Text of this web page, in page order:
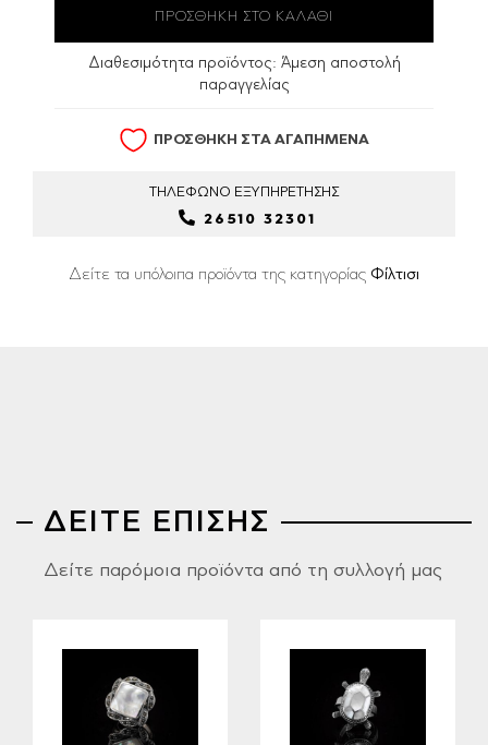
Διαθεσιμότητα προϊόντος: Άμεση αποστολή
παραγγελίας
ΠΡΟΣΘΗΚΗ ΣΤΑ ΑΓΑΠΗΜΕΝΑ
ΤΗΛΕΦΩΝΟ ΕΞΥΠΗΡΕΤΗΣΗΣ
26510 32301
Δείτε τα υπόλοιπα προϊόντα της κατηγορίας Φίλτισι
ΔΕΙΤΕ ΕΠΙΣΗΣ
Δείτε παρόμοια προϊόντα από τη συλλογή μας